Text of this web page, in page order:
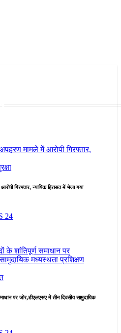
गिरफ्तार, न्यायिक हिरासत में भेजा गया
24
पर जोर,डीएलएसए में तीन दिवसीय सामुदायिक